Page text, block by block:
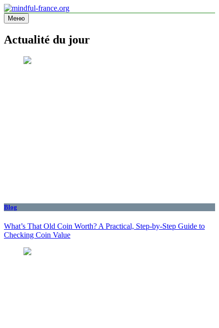
Перейти
к
содержимому
mindful-france.org
Site d'information
Меню
Actualité du jour
Blog
What’s That Old Coin Worth? A Practical, Step‑by‑Step Guide to
Checking Coin Value